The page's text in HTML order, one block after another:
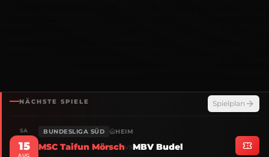
NÄCHSTE SPIELE Spielplan
SA
15
AUG
BUNDESLIGA SÜD HEIM
MSC Taifun MörschvsMBV Budel